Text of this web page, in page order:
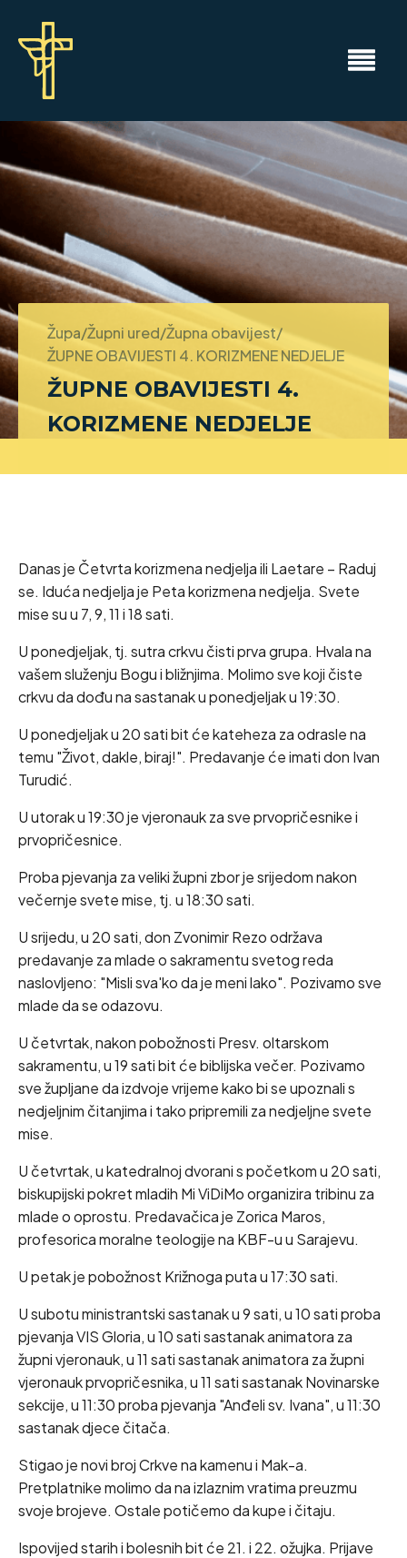
Župa/Župni ured/Župna obavijest/
ŽUPNE OBAVIJESTI 4. KORIZMENE NEDJELJE
ŽUPNE OBAVIJESTI 4.
KORIZMENE NEDJELJE
Danas je Četvrta korizmena nedjelja ili Laetare – Raduj
se. Iduća nedjelja je Peta korizmena nedjelja. Svete
mise su u 7, 9, 11 i 18 sati.
U ponedjeljak, tj. sutra crkvu čisti prva grupa. Hvala na
vašem služenju Bogu i bližnjima. Molimo sve koji čiste
crkvu da dođu na sastanak u ponedjeljak u 19:30.
U ponedjeljak u 20 sati bit će kateheza za odrasle na
temu "Život, dakle, biraj!". Predavanje će imati don Ivan
Turudić.
U utorak u 19:30 je vjeronauk za sve prvopričesnike i
prvopričesnice.
Proba pjevanja za veliki župni zbor je srijedom nakon
večernje svete mise, tj. u 18:30 sati.
U srijedu, u 20 sati, don Zvonimir Rezo održava
predavanje za mlade o sakramentu svetog reda
naslovljeno: "Misli sva'ko da je meni lako". Pozivamo sve
mlade da se odazovu.
U četvrtak, nakon pobožnosti Presv. oltarskom
sakramentu, u 19 sati bit će biblijska večer. Pozivamo
sve župljane da izdvoje vrijeme kako bi se upoznali s
nedjeljnim čitanjima i tako pripremili za nedjeljne svete
mise.
U četvrtak, u katedralnoj dvorani s početkom u 20 sati,
biskupijski pokret mladih Mi ViDiMo organizira tribinu za
mlade o oprostu. Predavačica je Zorica Maros,
profesorica moralne teologije na KBF-u u Sarajevu.
U petak je pobožnost Križnoga puta u 17:30 sati.
U subotu ministrantski sastanak u 9 sati, u 10 sati proba
pjevanja VIS Gloria, u 10 sati sastanak animatora za
župni vjeronauk, u 11 sati sastanak animatora za župni
vjeronauk prvopričesnika, u 11 sati sastanak Novinarske
sekcije, u 11:30 proba pjevanja "Anđeli sv. Ivana", u 11:30
sastanak djece čitača.
Stigao je novi broj Crkve na kamenu i Mak-a.
Pretplatnike molimo da na izlaznim vratima preuzmu
svoje brojeve. Ostale potičemo da kupe i čitaju.
Ispovijed starih i bolesnih bit će 21. i 22. ožujka. Prijave